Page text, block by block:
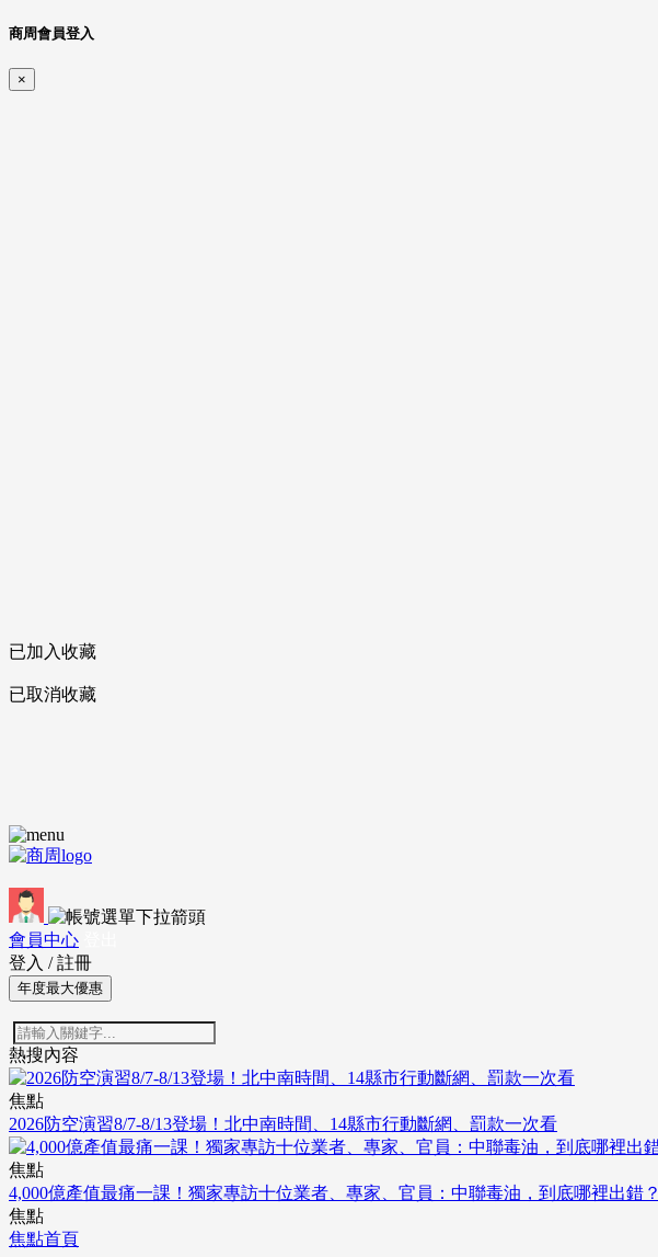
商周會員登入
×
已加入收藏
已取消收藏
會員中心
登入 / 註冊
年度最大優惠
熱搜內容
焦點
2026防空演習8/7-8/13登場！北中南時間、14縣市行動斷網、罰款一次看
焦點
4,000億產值最痛一課！獨家專訪十位業者、專家、官員：中聯毒油，到底哪裡出錯？
焦點
焦點首頁